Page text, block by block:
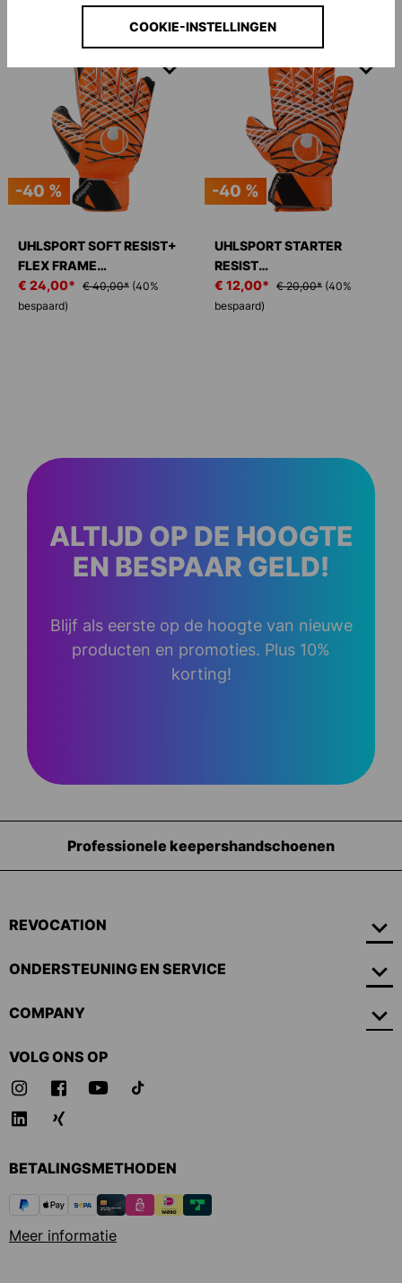
-40 %
UHLSPORT SOFT RESIST+
FLEX FRAME
KEEPERSHANDSCHOENEN
€ 24,00* € 40,00* (40%
bespaard)
-40 %
UHLSPORT STARTER
RESIST
KEEPERSHANDSCHOENEN
€ 12,00* € 20,00* (40%
bespaard)
ALTIJD OP DE HOOGTE
EN BESPAAR GELD!
Blijf als eerste op de hoogte van nieuwe
producten en promoties. Plus 10%
korting!
Uitrusting voor keepers
REVOCATION
ONDERSTEUNING EN SERVICE
COMPANY
VOLG ONS OP
BETALINGSMETHODEN
Meer informatie
COOKIE-INSTELLINGEN